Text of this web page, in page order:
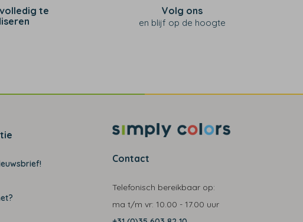
te
Volg ons
en blijf op de hoogte
Contact
Telefonisch bereikbaar op:
ma t/m vr: 10.00 - 17.00 uur